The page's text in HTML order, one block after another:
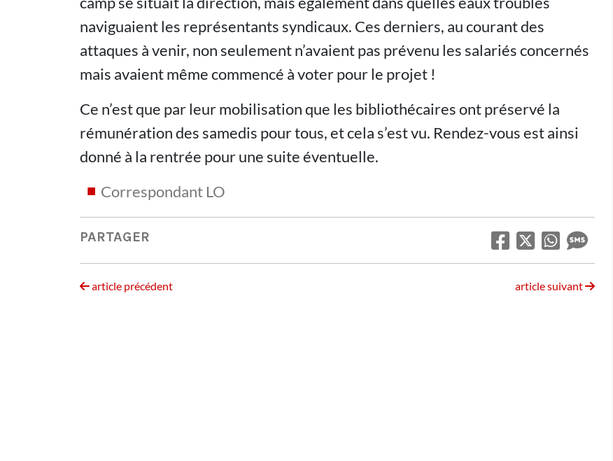
naviguaient les représentants syndicaux. Ces derniers, au courant des
attaques à venir, non seulement n’avaient pas prévenu les salariés concernés
mais avaient même commencé à voter pour le projet !
Ce n’est que par leur mobilisation que les bibliothécaires ont préservé la
rémunération des samedis pour tous, et cela s’est vu. Rendez-vous est ainsi
donné à la rentrée pour une suite éventuelle.
Correspondant LO
PARTAGER
article précédent article suivant